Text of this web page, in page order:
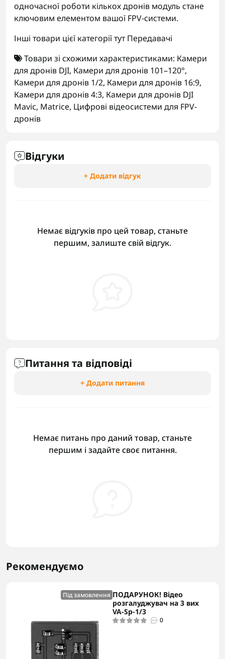
одночасної роботи кількох дронів модуль стане
ключовим елементом вашої FPV-системи.
Інші товари цієї категорії тутПередавачі
Товари зі схожими характеристиками: Камери
для дронів DJI, Камери для дронів 101–120°,
Камери для дронів 1/2, Камери для дронів 16:9,
Камери для дронів 4:3, Камери для дронів DJI
Mavic, Matrice, Цифрові відеосистеми для FPV-
дронів
Відгуки
+ Додати відгук
Немає відгуків про цей товар, станьте
першим, залиште свій відгук.
Питання та відповіді
+ Додати питання
Немає питань про даний товар, станьте
першим і задайте своє питання.
Рекомендуємо
Під замовлення ПОДАРУНОК! Відео
розгалуджувач на 3 вих
VA-Sp-1/3
0